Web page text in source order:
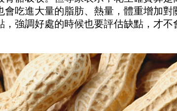
會吃進大量的脂肪、熱量，體重增加
，強調好處的時候也要評估缺點，才